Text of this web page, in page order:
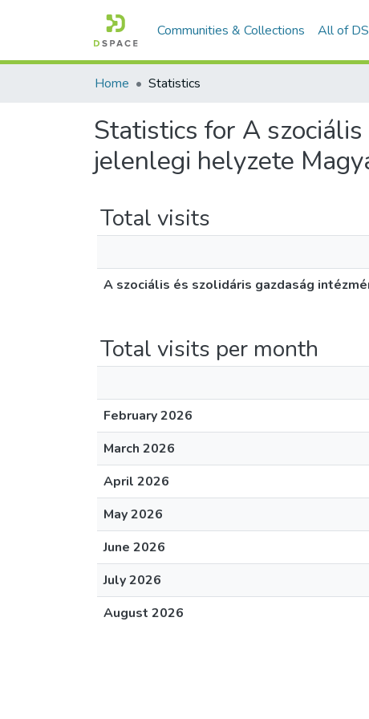
Communities & Collections All of
Home Statistics
Statistics for A
jelenlegi helyzete
Total visits
A szociális és szolidáris gazdaság
Total visits per month
February 2026
March 2026
April 2026
May 2026
June 2026
July 2026
August 2026